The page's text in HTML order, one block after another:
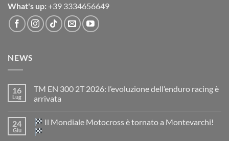
What's up: +39 3334656649
NEWS
16
Lug
TM EN 300 2T 2026: l’evoluzione dell’enduro racing è
arrivata
su
TM
EN
24
Giu
Il Mondiale Motocross è tornato a Montevarchi!